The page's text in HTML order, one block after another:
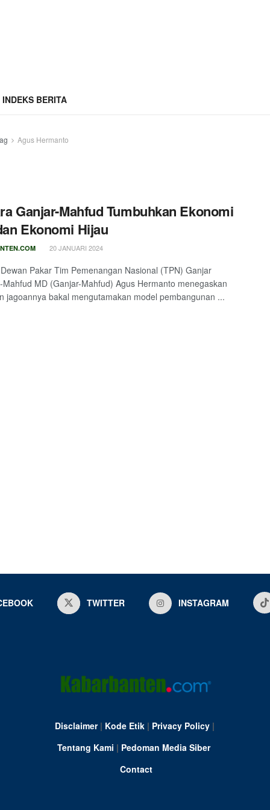
INDEKS BERITA
Agus Hermanto
Ganjar-Mahfud Tumbuhkan Ekonomi
Ekonomi Hijau
20 JANUARI 2024
Pakar Tim Pemenangan Nasional (TPN) Ganjar
Mahfud MD (Ganjar-Mahfud) Agus Hermanto menegaskan
jagoannya bakal mengutamakan model pembangunan ...
TWITTER INSTAGRAM
Disclaimer| Kode Etik | Privacy Policy |
Tentang Kami | Pedoman Media Siber
Contact